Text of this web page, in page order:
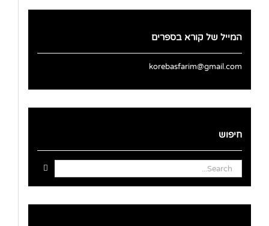
המייל של קורא בספרים
korebasfarim@gmail.com
חיפוש
Search
for: